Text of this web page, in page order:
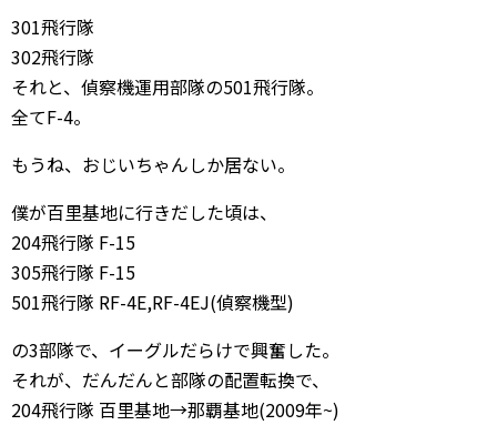
301飛行隊
302飛行隊
それと、偵察機運用部隊の501飛行隊。
全てF-4。
もうね、おじいちゃんしか居ない。
僕が百里基地に行きだした頃は、
204飛行隊 F-15
305飛行隊 F-15
501飛行隊 RF-4E,RF-4EJ(偵察機型)
の3部隊で、イーグルだらけで興奮した。
それが、だんだんと部隊の配置転換で、
204飛行隊 百里基地→那覇基地(2009年~)